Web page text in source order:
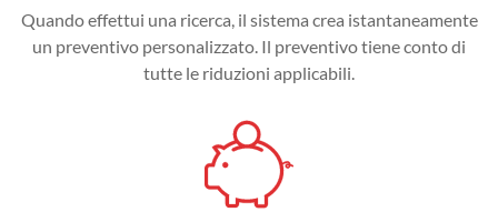
Quando effettui una ricerca, il sistema crea istantaneamente
un preventivo personalizzato. Il preventivo tiene conto di
tutte le riduzioni applicabili.